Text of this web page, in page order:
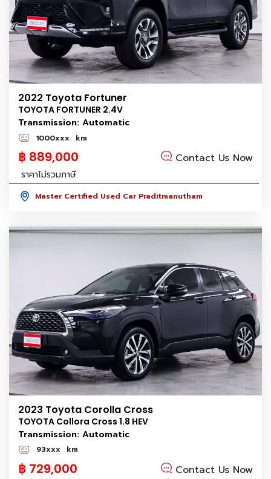
2022 Toyota Fortuner
TOYOTA FORTUNER 2.4V
Transmission: Automatic
1000xxx km
฿ 889,000 Contact Us Now
ราคาไม่รวมภาษี
Master Certified Used Car Praditmanutham
2023 Toyota Corolla Cross
TOYOTA Collora Cross 1.8 HEV
Transmission: Automatic
93xxx km
฿ 729,000 Contact Us Now